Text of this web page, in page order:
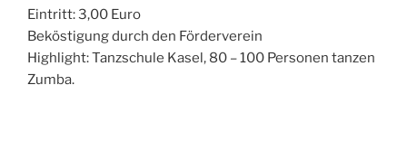
Eintritt: 3,00 Euro
Beköstigung durch den Förderverein
Highlight: Tanzschule Kasel, 80 – 100 Personen tanzen
Zumba.